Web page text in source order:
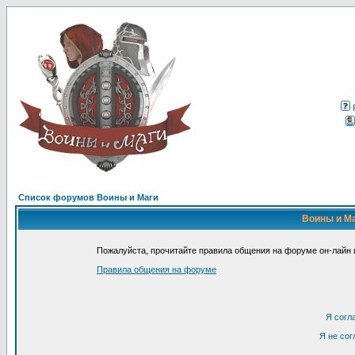
Список форумов Воины и Маги
Воины и
Пожалуйста, прочитайте правила общения на форуме он-
Правила общения на форуме
Я
Я не